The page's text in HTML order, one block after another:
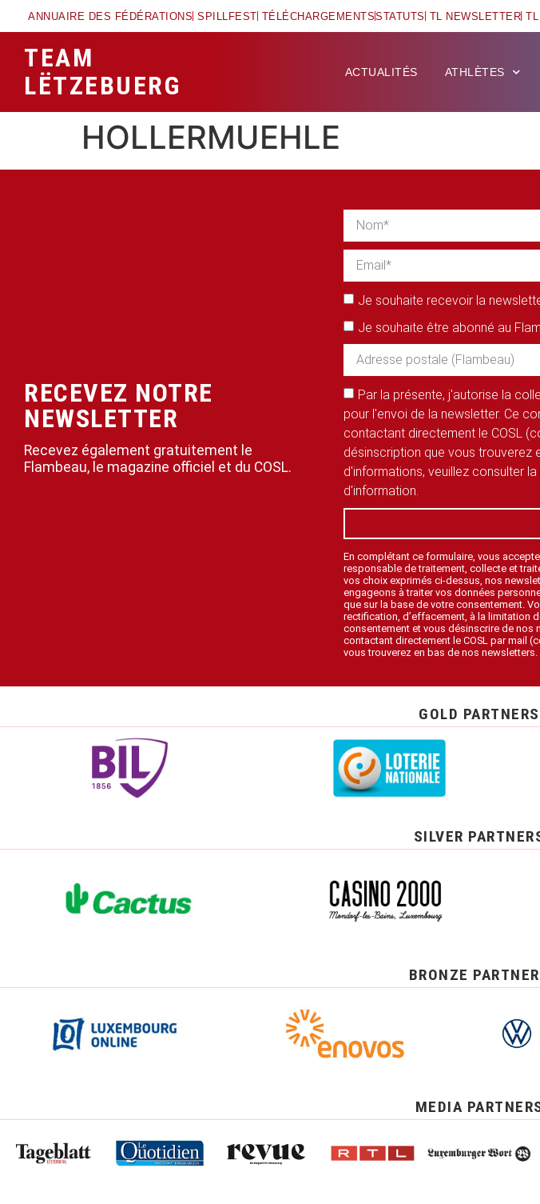
ANNUAIRE DES FÉDÉRATIONS SPILLFEST TÉLÉCHARGEMENTSSTATUTS TL NEWSLETTER
TEAM
LËTZEBUERG
ACTUALITÉS ATHLÈTES
HOLLERMUEHLE
RECEVEZ NOTRE
NEWSLETTER
Recevez également gratuitement le
Flambeau, le magazine officiel et du COSL.
Je souhaite recevoir la
Je souhaite être abonné au
Par la présente, j'autorise la
pour l'envoi de la newsletter. Ce
contactant directement le COSL
désinscription que vous trouverez
d'informations, veuillez consulter
d'information.
En complétant ce formulaire, vous
responsable de traitement, collecte et
vos choix exprimés ci-dessus, nos
engageons à traiter vos données
que sur la base de votre consentement.
rectification, d’effacement, à la limitation
consentement et vous désinscrire de nos
contactant directement le COSL par mail
vous trouverez en bas de nos newsletters.
GOLD PARTNERS
SILVER
BRONZE
MEDIA